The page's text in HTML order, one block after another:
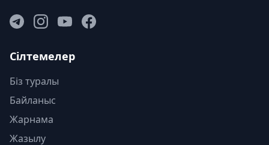
Сілтемелер
Біз туралы
Байланыс
Жарнама
Жазылу